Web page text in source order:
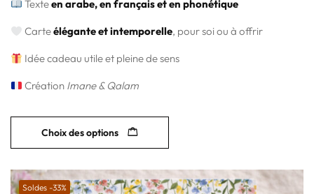
Texteen arabe, en français et en phonétique
Carteélégante et intemporelle, pour soi ou à offrir
Idée cadeau utile et pleine de sens
Création Imane & Qalam
Choix des options
Soldes -33%